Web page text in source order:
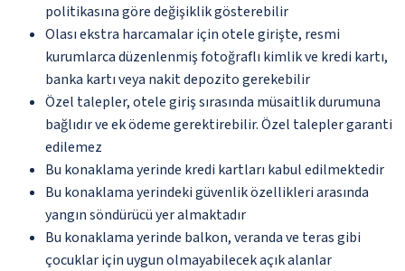
politikasına göre değişiklik gösterebilir
Olası ekstra harcamalar için otele girişte, resmi
kurumlarca düzenlenmiş fotoğraflı kimlik ve kredi kartı,
banka kartı veya nakit depozito gerekebilir
Özel talepler, otele giriş sırasında müsaitlik durumuna
bağlıdır ve ek ödeme gerektirebilir. Özel talepler garanti
edilemez
Bu konaklama yerinde kredi kartları kabul edilmektedir
Bu konaklama yerindeki güvenlik özellikleri arasında
yangın söndürücü yer almaktadır
Bu konaklama yerinde balkon, veranda ve teras gibi
çocuklar için uygun olmayabilecek açık alanlar